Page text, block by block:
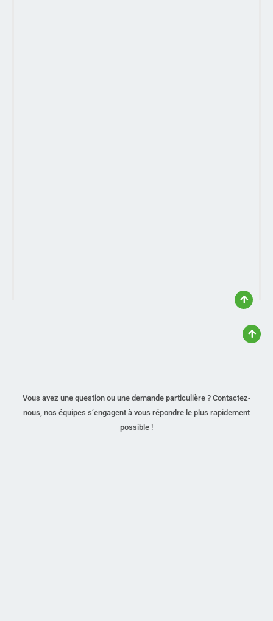
Vous avez une question ou une demande particulière ? Contactez-
nous, nos équipes s’engagent à vous répondre le plus rapidement
possible !